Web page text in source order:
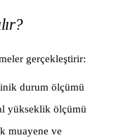
gerçekleştirir:
durum ölçümü
yükseklik ölçümü
muayene ve